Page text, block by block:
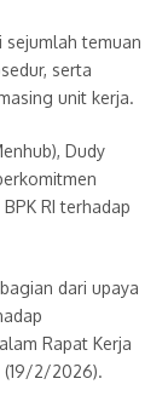
sejumlah temuan
serta
unit kerja.
Dudy
RI terhadap
dari upaya
Rapat Kerja
(19/2/2026).